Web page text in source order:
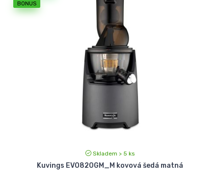
BONUS
Skladem > 5 ks
Kuvings EVO820GM_M kovová šedá matná